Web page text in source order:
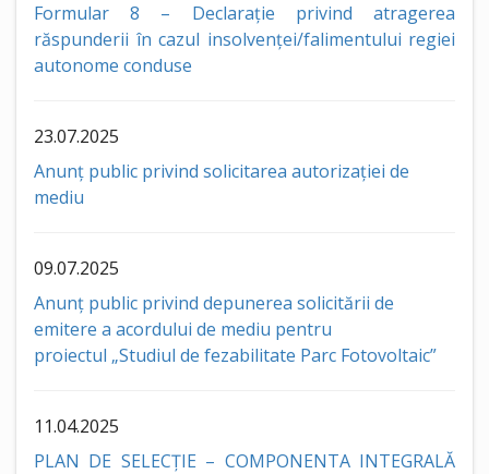
Formular 8 – Declarație privind atragerea
răspunderii în cazul insolvenței/falimentului regiei
autonome conduse
23.07.2025
Anunț public privind solicitarea autorizației de
mediu
09.07.2025
Anunț public privind depunerea solicitării de
emitere a acordului de mediu pentru
proiectul „Studiul de fezabilitate Parc Fotovoltaic”
11.04.2025
PLAN DE SELECȚIE – COMPONENTA INTEGRALĂ